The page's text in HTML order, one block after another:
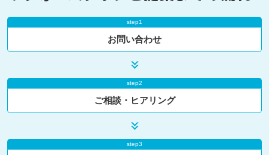
step1
お問い合わせ
step2
ご相談・ヒアリング
step3